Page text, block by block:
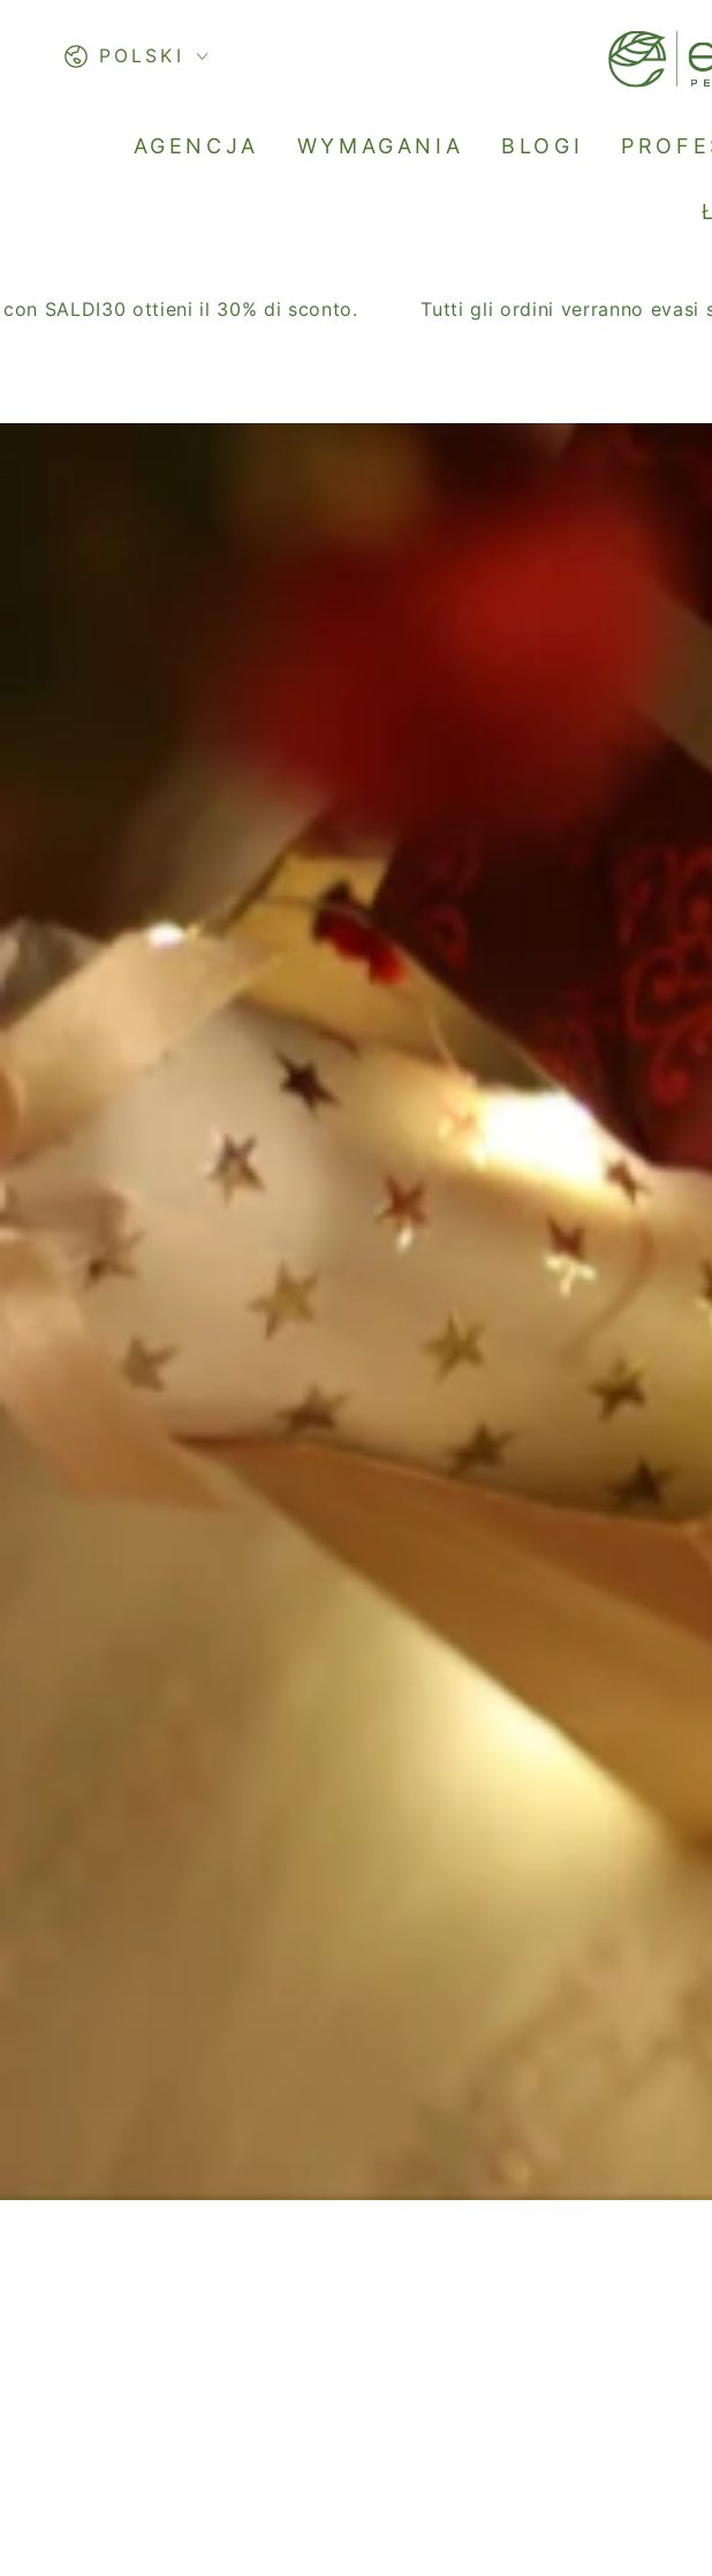
Lingua
POLSKI
AGENCJA WYMAGANIA BLOGI
ottieni il 30% di sconto. Tutti gli ordini verranno evasi sal 24